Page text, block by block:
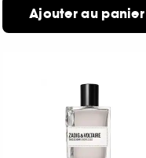
Ajouter au panier